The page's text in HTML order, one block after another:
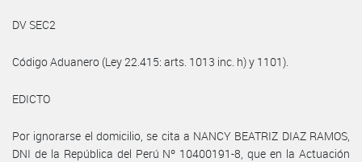
DV SEC2
Código Aduanero (Ley 22.415: arts. 1013 inc. h) y 1101).
EDICTO
Por ignorarse el domicilio, se cita a NANCY BEATRIZ DIAZ RAMOS,
DNI de la República del Perú Nº 10400191-8, que en la Actuación